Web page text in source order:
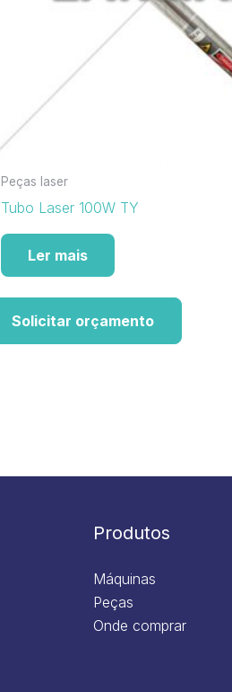
Peças laser
Tubo Laser 100W TY
Ler mais
Solicitar orçamento
Produtos
Máquinas
Peças
Onde comprar